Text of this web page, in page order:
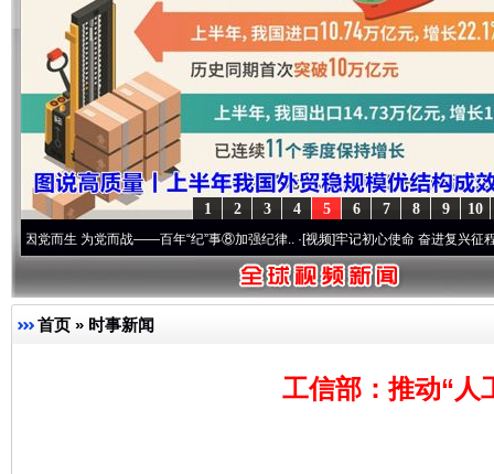
10
9
8
7
6
5
4
3
2
1
为党而战——百年“纪”事⑧加强纪律..·[视频]牢记初心使命 奋进复兴征程丨“转折之
首页 » 时事新闻
工信部：推动“人